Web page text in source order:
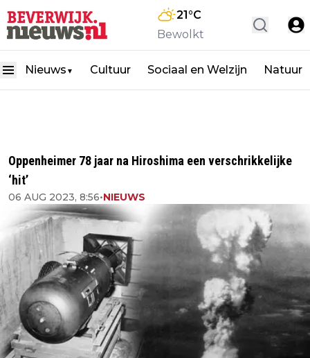
21°C
Bewolkt
Nieuws ▼ Cultuur Sociaal en Welzijn Natuur
Oppenheimer 78 jaar na Hiroshima een verschrikkelijke
‘hit’
06 AUG 2023, 8:56•NIEUWS